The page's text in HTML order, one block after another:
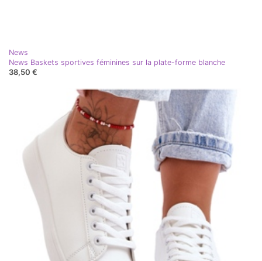
News
News Baskets sportives féminines sur la plate-forme blanche
38,50 €